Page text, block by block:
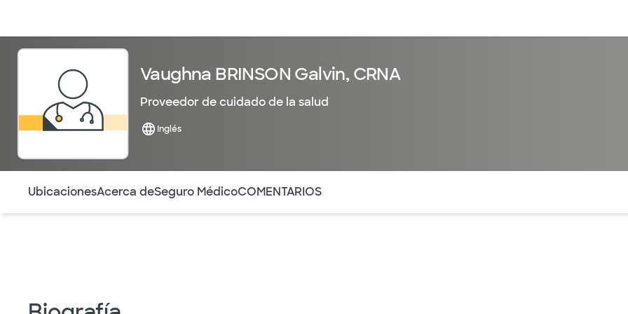
Vaughna BRINSON Galvin, CRNA
Proveedor de cuidado de la salud
Inglés
UbicacionesAcerca deSeguro MédicoCOMENTARIOS